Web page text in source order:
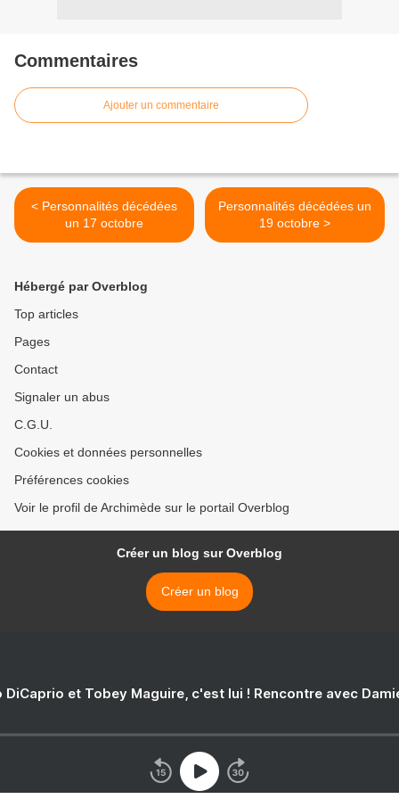
Commentaires
Ajouter un commentaire
< Personnalités décédées
un 17 octobre
Personnalités décédées un
19 octobre >
Hébergé par Overblog
Top articles
Pages
Contact
Signaler un abus
C.G.U.
Cookies et données personnelles
Préférences cookies
Voir le profil de Archimède sur le portail Overblog
Créer un blog sur Overblog
Créer un blog
DiCaprio et Tobey Maguire, c'est lui ! Rencontre avec